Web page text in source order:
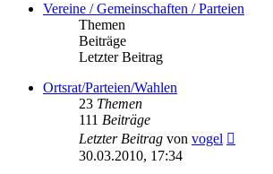
Vereine / Gemeinschaften / Parteien
Themen
Beiträge
Letzter Beitrag
Ortsrat/Parteien/Wahlen
23 Themen
111 Beiträge
Letzter Beitrag von vogel
30.03.2010, 17:34